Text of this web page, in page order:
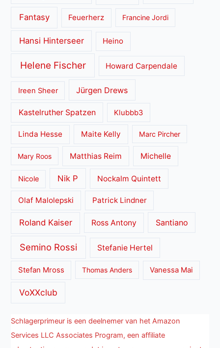
Fantasy Feuerherz Francine Jordi
Hansi Hinterseer Heino
Helene Fischer Howard Carpendale
Ireen Sheer Jürgen Drews
Kastelruther Spatzen Klubbb3
Linda Hesse Maite Kelly Marc Pircher
Mary Roos Matthias Reim Michelle
Nicole Nik P Nockalm Quintett
Olaf Malolepski Patrick Lindner
Roland Kaiser Ross Antony Santiano
Semino Rossi Stefanie Hertel
Stefan Mross Thomas Anders Vanessa Mai
VoXXclub
Schlagerprimeur is een deelnemer van het Amazon
Services LLC Associates Program, een affiliate